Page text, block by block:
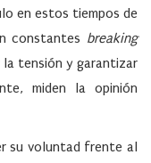
en estos tiempos de
constantes breaking
tensión y garantizar
miden la opinión
su voluntad frente al